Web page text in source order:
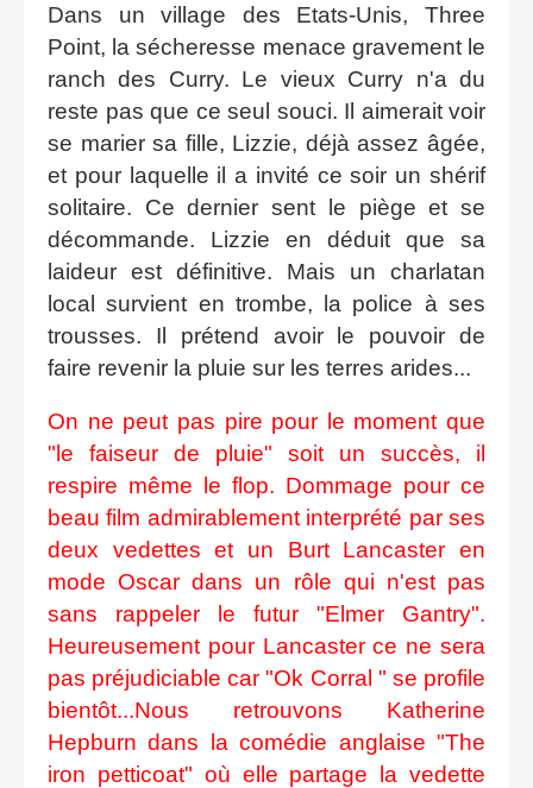
Dans un village des Etats-Unis, Three
Point, la sécheresse menace gravement le
ranch des Curry. Le vieux Curry n'a du
reste pas que ce seul souci. Il aimerait voir
se marier sa fille, Lizzie, déjà assez âgée,
et pour laquelle il a invité ce soir un shérif
solitaire. Ce dernier sent le piège et se
décommande. Lizzie en déduit que sa
laideur est définitive. Mais un charlatan
local survient en trombe, la police à ses
trousses. Il prétend avoir le pouvoir de
faire revenir la pluie sur les terres arides...
On ne peut pas pire pour le moment que
"le faiseur de pluie" soit un succès, il
respire même le flop. Dommage pour ce
beau film admirablement interprété par ses
deux vedettes et un Burt Lancaster en
mode Oscar dans un rôle qui n'est pas
sans rappeler le futur "Elmer Gantry".
Heureusement pour Lancaster ce ne sera
pas préjudiciable car "Ok Corral " se profile
bientôt...Nous retrouvons Katherine
Hepburn dans la comédie anglaise "The
iron petticoat" où elle partage la vedette